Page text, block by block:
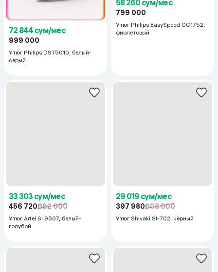
72 844 сум/мес
999 000
Утюг Philips DST5010, белый-
серый
58 260 сум/мес
Утюг Artel SI 9507, белый-
голубой